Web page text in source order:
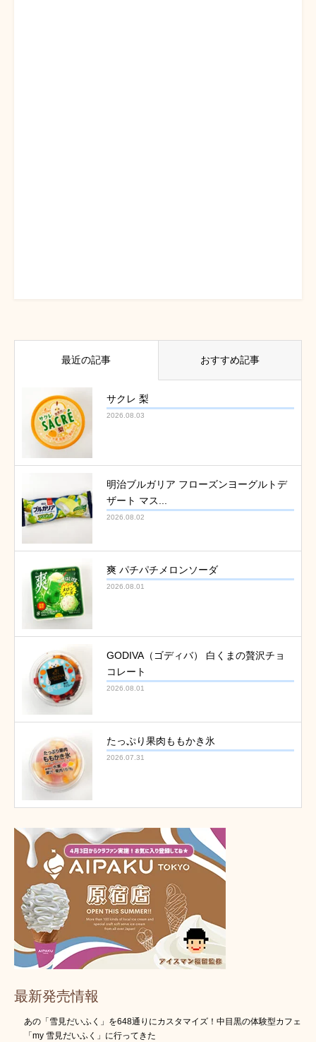
最近の記事 おすすめ記事
サクレ 梨
2026.08.03
明治ブルガリア フローズンヨーグルトデ
ザート マス...
2026.08.02
爽 パチパチメロンソーダ
2026.08.01
GODIVA（ゴディバ） 白くまの贅沢チョ
コレート
2026.08.01
たっぷり果肉ももかき氷
2026.07.31
最新発売情報
あの「雪見だいふく」を648通りにカスタマイズ！中目黒の体験型カフェ
「my 雪見だいふく」に行ってきた